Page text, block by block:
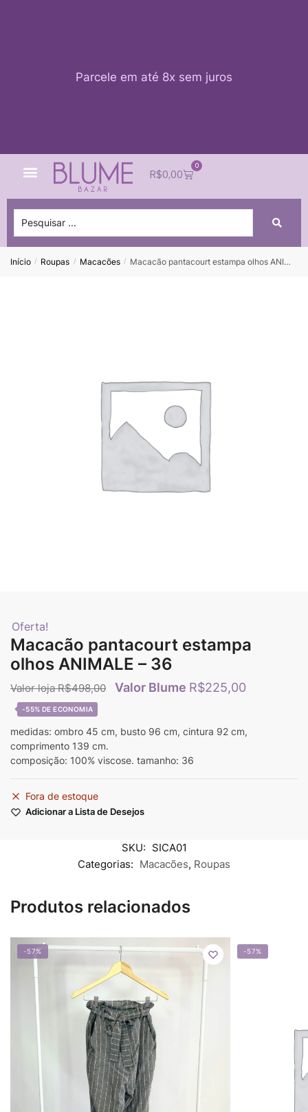
Parcele em até 8x sem juros
R$0,00
0
Início / Roupas / Macacões / Macacão pantacourt estampa olhos ANIMALE – 36
Oferta!
Macacão pantacourt estampa
olhos ANIMALE – 36
R$498,00 R$225,00
-55%
medidas: ombro 45 cm, busto 96 cm, cintura 92 cm,
comprimento 139 cm.
composição: 100% viscose. tamanho: 36
Fora de estoque
Adicionar a Lista de Desejos
SKU: SICA01
Categorias: Macacões, Roupas
Produtos relacionados
-57% -57%